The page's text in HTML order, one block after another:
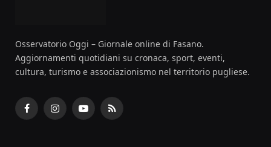
Osservatorio Oggi – Giornale online di Fasano.
Aggiornamenti quotidiani su cronaca, sport, eventi,
cultura, turismo e associazionismo nel territorio pugliese.
FacebookInstagramYouTubeRSS